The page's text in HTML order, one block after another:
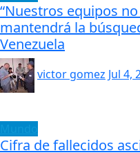
“Nuestros equipos
mantendrá la
Venezuela
victor gomez Jul 4,
Cifra de fallecidos